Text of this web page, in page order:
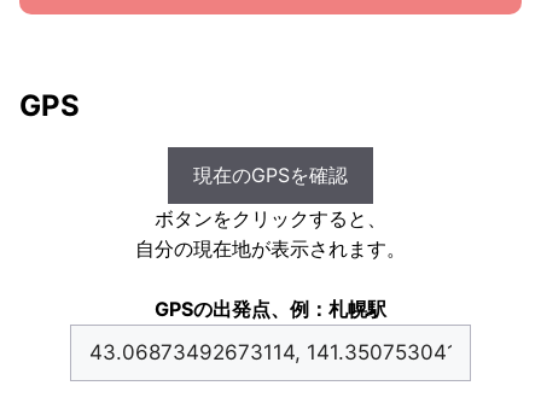
GPS
現在のGPSを確認
ボタンをクリックすると、
自分の現在地が表示されます。
GPSの出発点、例：札幌駅